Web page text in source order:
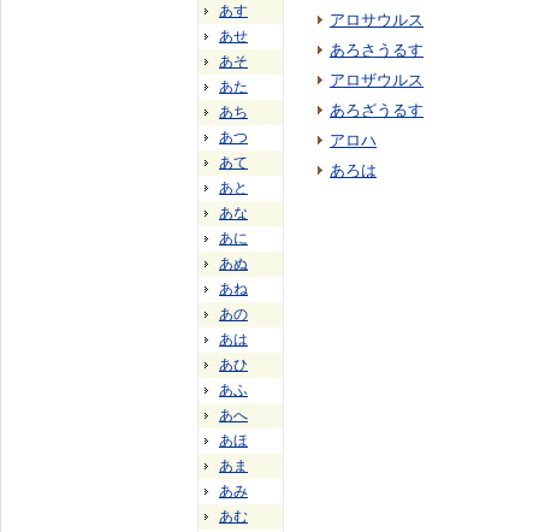
あす
あせ
あそ
あた
あち
あつ
あて
あと
あな
あに
あぬ
あね
あの
あは
あひ
あふ
あへ
あほ
あま
あみ
あむ
アロサウルス
あろさうるす
アロザウルス
あろざうるす
アロハ
あろは